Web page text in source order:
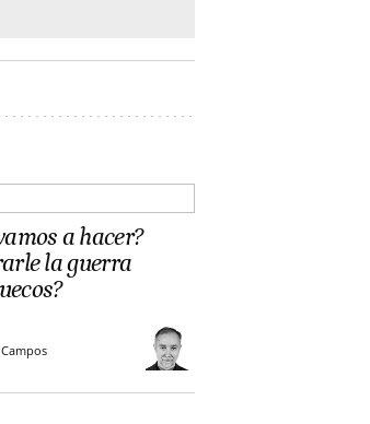
a hacer?
la guerra